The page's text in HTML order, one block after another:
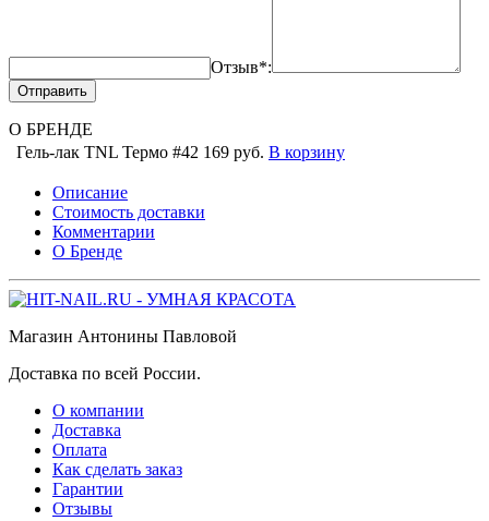
Отзыв*:
Отправить
О БРЕНДЕ
Гель-лак TNL Термо #42 169 руб. В корзину
Описание
Стоимость доставки
Комментарии
О Бренде
Магазин Антонины Павловой
Доставка по всей России.
О компании
Доставка
Оплата
Как сделать заказ
Гарантии
Отзывы